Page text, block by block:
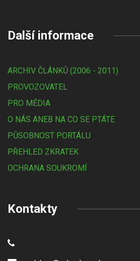
Další informace
ARCHIV ČLÁNKŮ (2006 - 2011)
PROVOZOVATEL
PRO MÉDIA
O NÁS ANEB NA CO SE PTÁTE
PŮSOBNOST PORTÁLU
PŘEHLED ZKRATEK
OCHRANA SOUKROMÍ
Kontakty